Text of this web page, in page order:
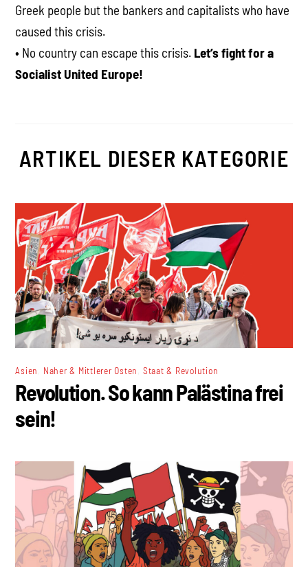
Greek people but the bankers and capitalists who have
caused this crisis.
• No country can escape this crisis. Let’s fight for a
Socialist United Europe!
ARTIKEL DIESER KATEGORIE
Asien Naher & Mittlerer Osten Staat & Revolution
Revolution. So kann Palästina frei
sein!